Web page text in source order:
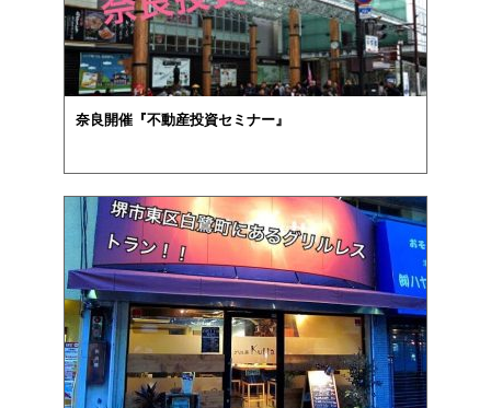
奈良開催『不動産投資セミナー』